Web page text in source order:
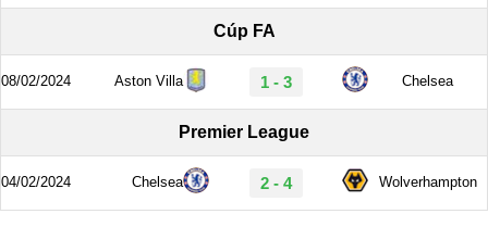
Cúp FA
08/02/2024 Aston Villa 1 - 3 Chelsea
Premier League
04/02/2024 Chelsea 2 - 4 Wolverhampton